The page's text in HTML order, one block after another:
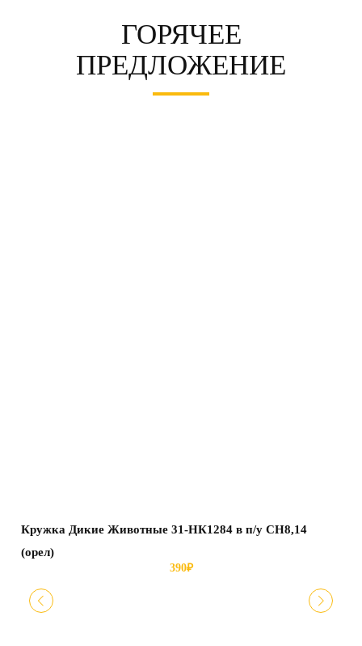
ГОРЯЧЕЕ
ПРЕДЛОЖЕНИЕ
Кружка Дикие Животные 31-НК1284 в п/у СН8,14
(орел)
390₽